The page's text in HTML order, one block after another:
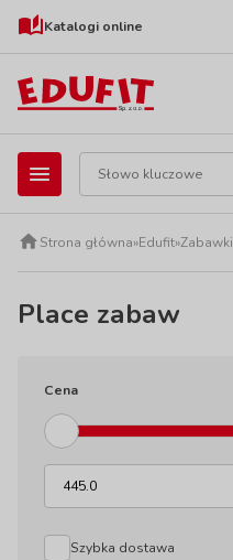
Katalogi online
Strona główna»Edufit»Zabawki
Place zabaw
Cena
Szybka dostawa